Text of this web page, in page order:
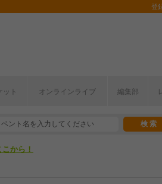
登
ット オンラインライブ 編集部
半期編発表！
から！